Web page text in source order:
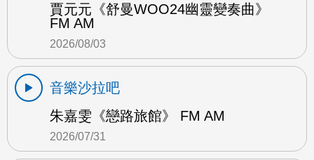
賈元元《舒曼WOO24幽靈變奏曲》
FM AM
2026/08/03
音樂沙拉吧
朱嘉雯《戀路旅館》 FM AM
2026/07/31